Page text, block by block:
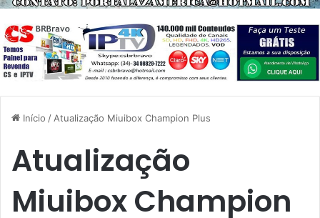
Início / Atualização Miuibox Champion Plus
Atualização
Miuibox Champion